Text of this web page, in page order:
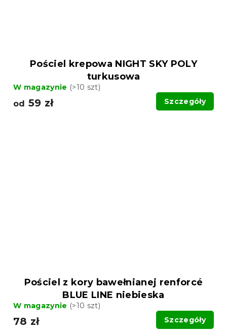
Pościel krepowa NIGHT SKY POLY
turkusowa
W magazynie (>10 szt)
od 59 zł Szczegóły
Pościel z kory bawełnianej renforcé
BLUE LINE niebieska
W magazynie (>10 szt)
78 zł Szczegóły